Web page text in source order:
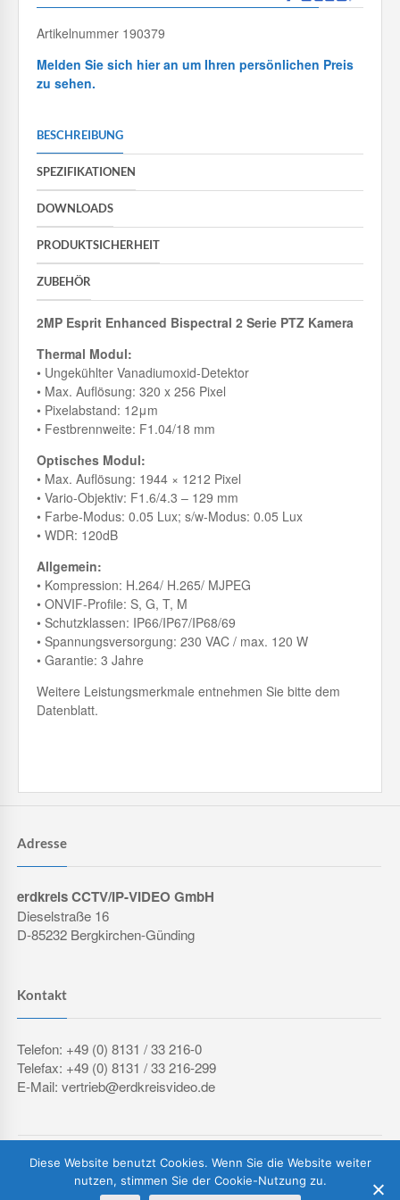
Artikelnummer 190379
Melden Sie sich hier an um Ihren persönlichen Preis
zu sehen.
BESCHREIBUNG
SPEZIFIKATIONEN
DOWNLOADS
PRODUKTSICHERHEIT
ZUBEHÖR
2MP Esprit Enhanced Bispectral 2 Serie PTZ Kamera
Thermal Modul:
• Ungekühlter Vanadiumoxid-Detektor
• Max. Auflösung: 320 x 256 Pixel
• Pixelabstand: 12μm
• Festbrennweite: F1.04/18 mm
Optisches Modul:
• Max. Auflösung: 1944 × 1212 Pixel
• Vario-Objektiv: F1.6/4.3 – 129 mm
• Farbe-Modus: 0.05 Lux; s/w-Modus: 0.05 Lux
• WDR: 120dB
Allgemein:
• Kompression: H.264/ H.265/ MJPEG
• ONVIF-Profile: S, G, T, M
• Schutzklassen: IP66/IP67/IP68/69
• Spannungsversorgung: 230 VAC / max. 120 W
• Garantie: 3 Jahre
Weitere Leistungsmerkmale entnehmen Sie bitte dem
Datenblatt.
Adresse
erdkreis CCTV/IP-VIDEO GmbH
Dieselstraße 16
D-85232 Bergkirchen-Günding
Kontakt
Telefon: +49 (0) 8131 / 33 216-0
Telefax: +49 (0) 8131 / 33 216-299
E-Mail: vertrieb@erdkreisvideo.de
IMPRESSUM
DATENSCHUTZERKLÄRUNG AGB
Diese Website benutzt Cookies. Wenn Sie die Website weiter
nutzen, stimmen Sie der Cookie-Nutzung zu.